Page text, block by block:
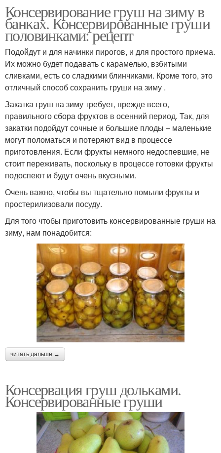
Консервирование груш на зиму в
банках. Консервированные груши
половинками: рецепт
Подойдут и для начинки пирогов, и для простого приема.
Их можно будет подавать с карамелью, взбитыми
сливками, есть со сладкими блинчиками. Кроме того, это
отличный способ сохранить груши на зиму .
Закатка груш на зиму требует, прежде всего,
правильного сбора фруктов в осенний период. Так, для
закатки подойдут сочные и большие плоды – маленькие
могут поломаться и потеряют вид в процессе
приготовления. Если фрукты немного недоспевшие, не
стоит переживать, поскольку в процессе готовки фрукты
подоспеют и будут очень вкусными.
Очень важно, чтобы вы тщательно помыли фрукты и
простерилизовали посуду.
Для того чтобы приготовить консервированные груши на
зиму, нам понадобится:
читать дальше →
Консервация груш дольками.
Консервированные груши